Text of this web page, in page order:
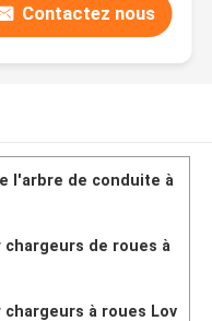
Contactez nous
l'arbre de conduite à
chargeurs de roues à
chargeurs à roues Lov